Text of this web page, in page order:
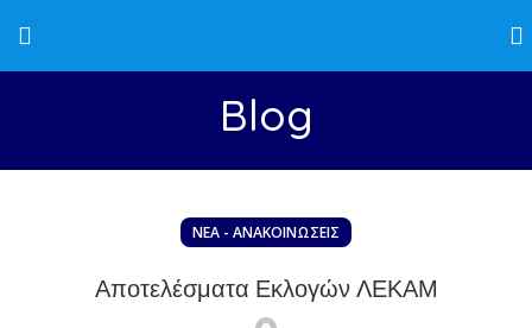
Blog
ΝΈΑ - ΑΝΑΚΟΙΝΏΣΕΙΣ
Αποτελέσματα Εκλογών ΛΕΚΑΜ